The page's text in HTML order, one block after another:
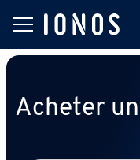
Acheter